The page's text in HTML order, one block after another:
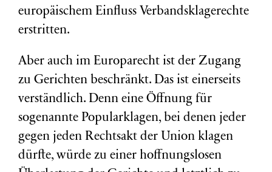
europäischem Einfluss Verbandsklagerechte
erstritten.
Aber auch im Europarecht ist der Zugang
zu Gerichten beschränkt. Das ist einerseits
verständlich. Denn eine Öffnung für
sogenannte Popularklagen, bei denen jeder
gegen jeden Rechtsakt der Union klagen
dürfte, würde zu einer hoffnungslosen